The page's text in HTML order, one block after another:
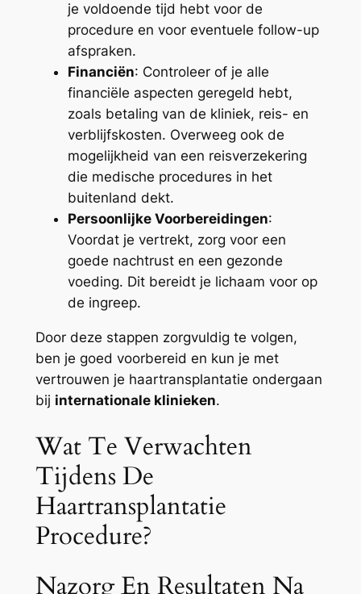
je voldoende tijd hebt voor de
procedure en voor eventuele follow-up
afspraken.
Financiën: Controleer of je alle
financiële aspecten geregeld hebt,
zoals betaling van de kliniek, reis- en
verblijfskosten. Overweeg ook de
mogelijkheid van een reisverzekering
die medische procedures in het
buitenland dekt.
Persoonlijke Voorbereidingen:
Voordat je vertrekt, zorg voor een
goede nachtrust en een gezonde
voeding. Dit bereidt je lichaam voor op
de ingreep.
Door deze stappen zorgvuldig te volgen,
ben je goed voorbereid en kun je met
vertrouwen je haartransplantatie ondergaan
bij internationale klinieken.
Wat Te Verwachten
Tijdens De
Haartransplantatie
Procedure?
Nazorg En Resultaten Na